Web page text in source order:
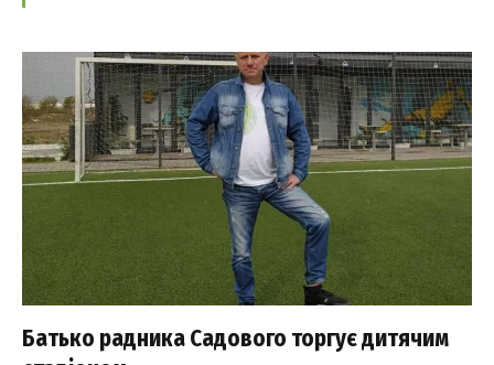
Батько радника Садового торгує дитячим